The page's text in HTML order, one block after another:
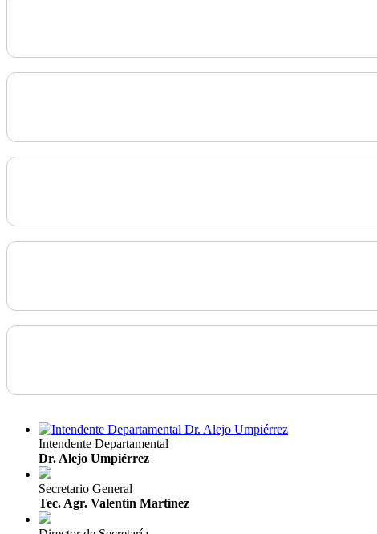
Intendente Departamental
Dr. Alejo Umpiérrez
Secretario General
Tec. Agr. Valentín Martínez